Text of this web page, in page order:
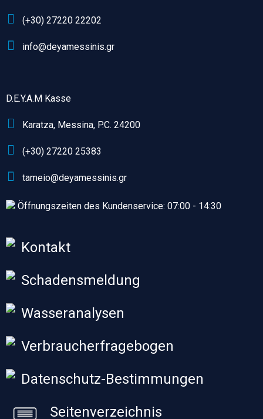
(+30) 27220 22202
info@deyamessinis.gr
D.E.Y.A.M Kasse
Karatza, Messina, P.C. 24200
(+30) 27220 25383
tameio@deyamessinis.gr
Öffnungszeiten des Kundenservice: 07:00 - 14:30
Kontakt
Schadensmeldung
Wasseranalysen
Verbraucherfragebogen
Datenschutz-Bestimmungen
Seitenverzeichnis